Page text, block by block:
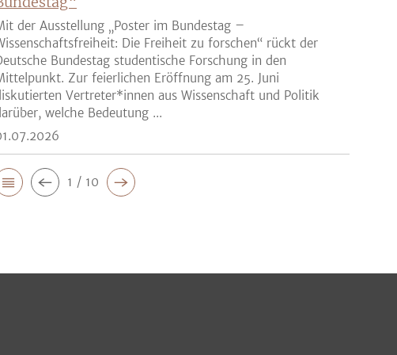
der Ausstellung „Poster im Bundestag –
Die Freiheit zu forschen“ rückt der
Bundestag studentische Forschung in den
Zur feierlichen Eröffnung am 25. Juni
Vertreter*innen aus Wissenschaft und Politik
welche Bedeutung ...
1 / 10